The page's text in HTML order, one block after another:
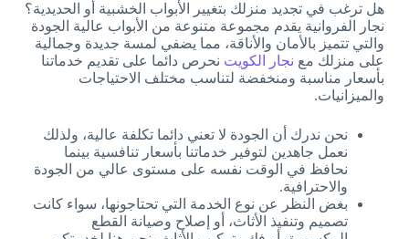
هل ترغب في تجديد منزلك بتغيير الأبواب الخشبية أو الحديدية؟
نجار الفروانية يقدم مجموعة متنوعة من الأبواب عالية الجودة
والتي تتميز بالأمان والأناقة، مما يضفي لمسة جديدة وجمالية
على منزلك مع نجار الكويت نحرص دائما على تقديم خدماتنا
بأسعار مناسبة ومنخفضة لتناسب مختلف الاحتياجات
والميزانيات.
نحن ندرك أن الجودة لا تعني دائما تكلفة عالية، ولذلك
نعمل جاهدين لتوفير خدماتنا بأسعار تنافسية بينما
نحافظ في الوقت نفسه على مستوى عالي من الجودة
والاحترافية.
بغض النظر عن نوع الخدمة التي تحتاجونها، سواء كانت
تصميم وتنفيذ الأثاث، أو إصلاح وصيانة القطع